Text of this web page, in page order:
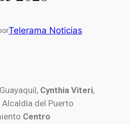
Telerama Noticias
Cynthia Viteri,
del Puerto
Centro